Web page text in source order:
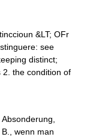
&LT; OFr
see
distinct;
the condition of
wenn man